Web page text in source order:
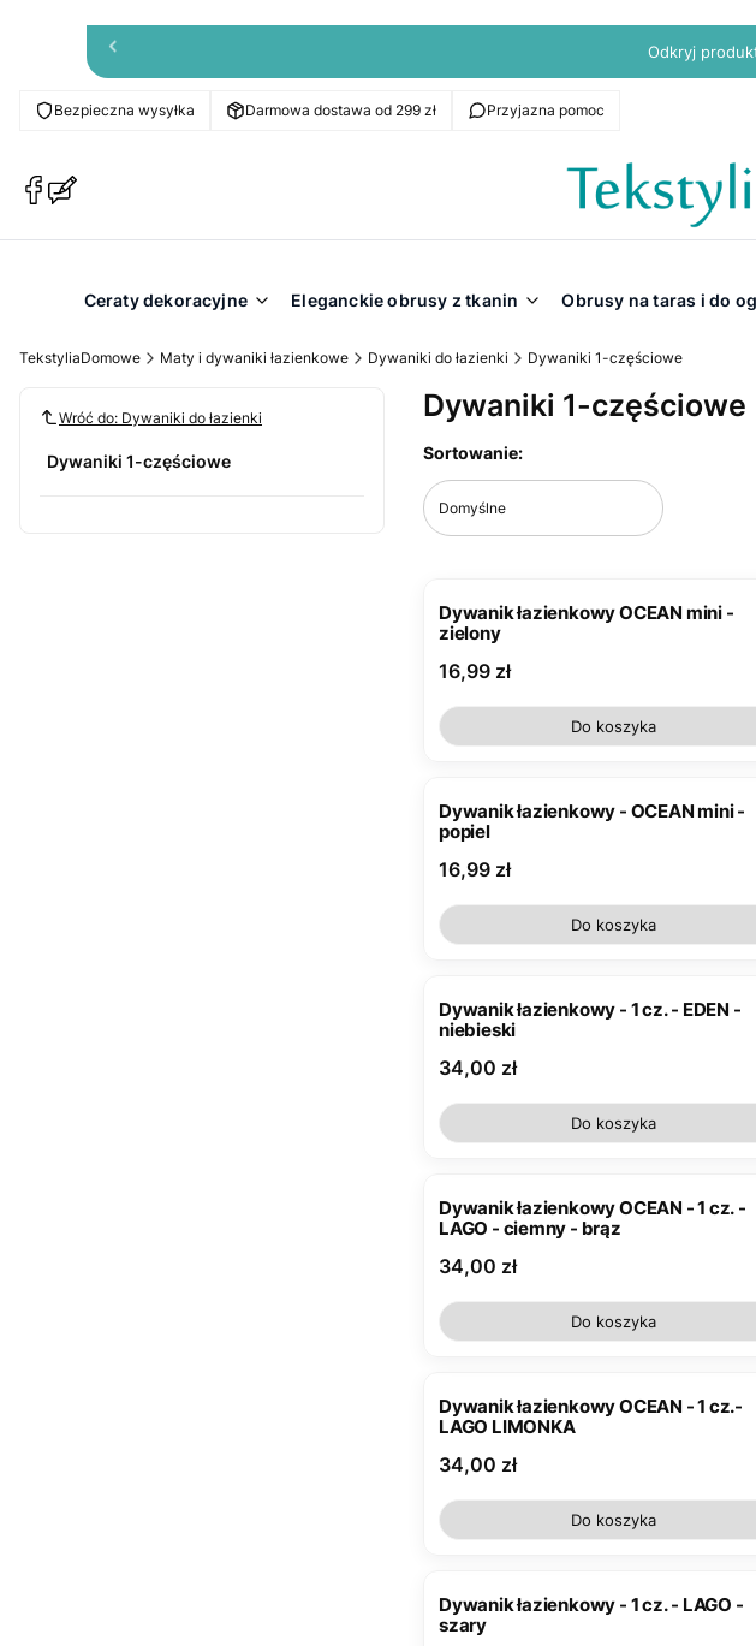
Odkryj
Bezpieczna wysyłka Darmowa dostawa od 299 zł Przyjazna pomoc
karcie)Ceraty dekoracyjne Eleganckie obrusy z tkanin Obrusy na taras i do
TekstyliaDomowe Maty i dywaniki łazienkowe Dywaniki do łazienki Dywaniki 1-częściowe
Wróć do: Dywaniki do łazienki
Dywaniki 1-częściowe
Dywaniki 1-częściowe
Lista produktów
Sortowanie:
Domyślne
Dywanik łazienkowy OCEAN mini -
zielony
Cena
16,99 zł
Do koszyka
Dywanik łazienkowy - OCEAN mini -
popiel
Cena
16,99 zł
Do koszyka
Dywanik łazienkowy - 1 cz. - EDEN -
niebieski
Cena
34,00 zł
Do koszyka
Dywanik łazienkowy OCEAN - 1 cz. -
LAGO - ciemny - brąz
Cena
34,00 zł
Do koszyka
Dywanik łazienkowy OCEAN - 1 cz.-
LAGO LIMONKA
Cena
34,00 zł
Do koszyka
Dywanik łazienkowy - 1 cz. - LAGO -
szary